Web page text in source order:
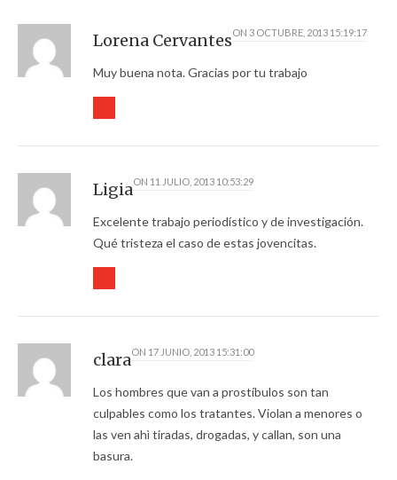
Lorena CervantesON 3 OCTUBRE, 2013 15:19:17
Muy buena nota. Gracias por tu trabajo
LigiaON 11 JULIO, 2013 10:53:29
Excelente trabajo periodístico y de investigación.
Qué tristeza el caso de estas jovencitas.
claraON 17 JUNIO, 2013 15:31:00
Los hombres que van a prostíbulos son tan
culpables como los tratantes. Violan a menores o
las ven ahì tiradas, drogadas, y callan, son una
basura.